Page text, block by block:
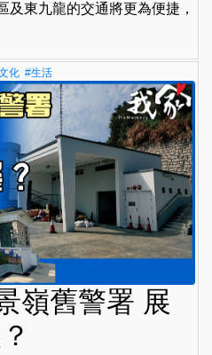
及東九龍的交通將更為便捷，
化 #生活
嶺舊警署 展